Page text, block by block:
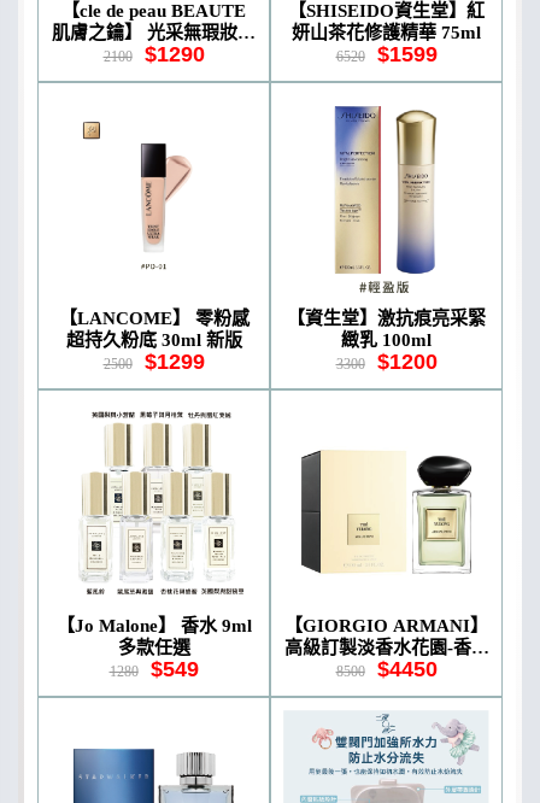
【cle de peau BEAUTE
肌膚之鑰】 光采無瑕妝前
凝霜 37ml
2100 $1290
【SHISEIDO資生堂】紅
妍山茶花修護精華 75ml
6520 $1599
【LANCOME】 零粉感
超持久粉底 30ml 新版
2500 $1299
【資生堂】激抗痕亮采緊
緻乳 100ml
3300 $1200
【Jo Malone】 香水 9ml
多款任選
1280 $549
【GIORGIO ARMANI】
高級訂製淡香水花園-香格
里拉茶園 100ml
8500 $4450